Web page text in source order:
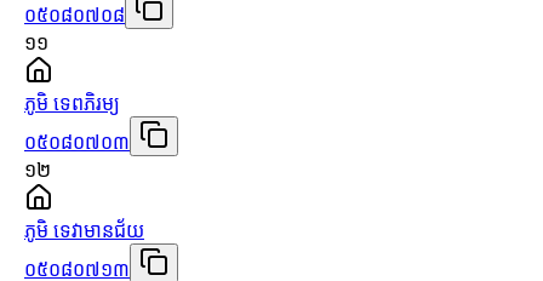
០៥០៨០៧០៨
១១
ភូមិ ទេពភិរម្យ
០៥០៨០៧០៣
១២
ភូមិ ទេវាមានជ័យ
០៥០៨០៧១៣